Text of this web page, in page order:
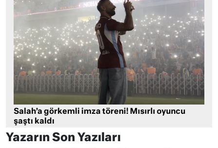
Salah’a görkemli imza töreni! Mısırlı oyuncu
şaştı kaldı
Yazarın Son Yazıları